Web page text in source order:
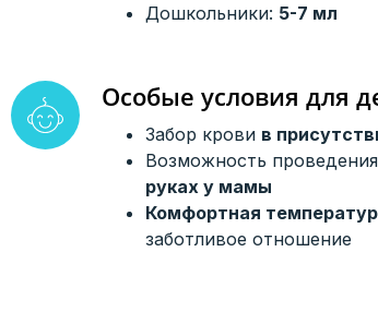
Дошкольники: 5-7 мл
Особые условия для
Забор крови в
Возможность
руках у мамы
Комфортная
заботливое отношение